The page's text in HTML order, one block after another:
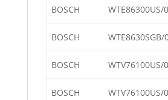
BOSCH WTE86300US/
BOSCH WTE8630SGB/
BOSCH WTV76100US/
BOSCH WTV76100US/